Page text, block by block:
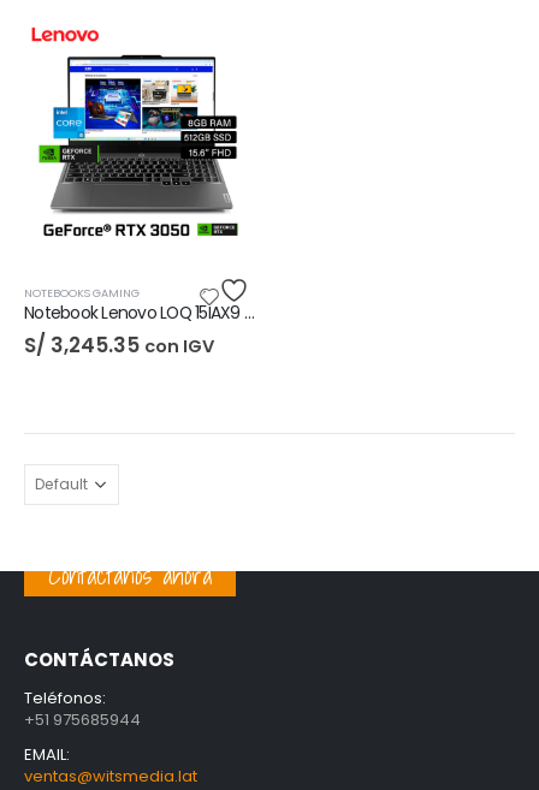
NOTEBOOKS GAMING
Notebook Lenovo LOQ 15IAX9 8GB
S/ 3,245.35 con IGV
Contáctanos ahora
CONTÁCTANOS
Teléfonos:
+51 975685944
EMAIL:
ventas@witsmedia.lat